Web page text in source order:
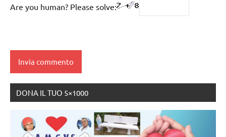
Are you human? Please solve:
DONA IL TUO 5×1000